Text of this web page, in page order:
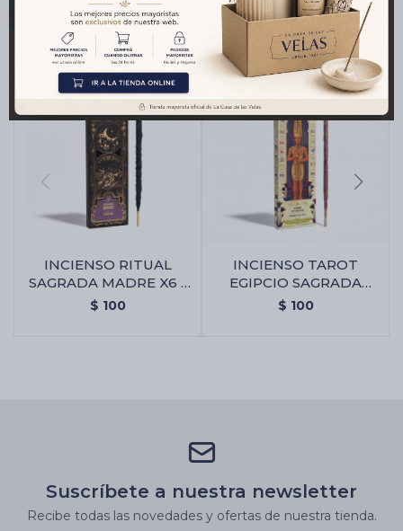
Productos que te pueden interesar
INCIENSO RITUAL
SAGRADA MADRE X6 -
Abundancia
$ 100
INCIENSO TAROT
EGIPCIO SAGRADA
MADRE - Ambar De
$ 100
Suscríbete a nuestra newsletter
Recibe todas las novedades y ofertas de nuestra tienda.